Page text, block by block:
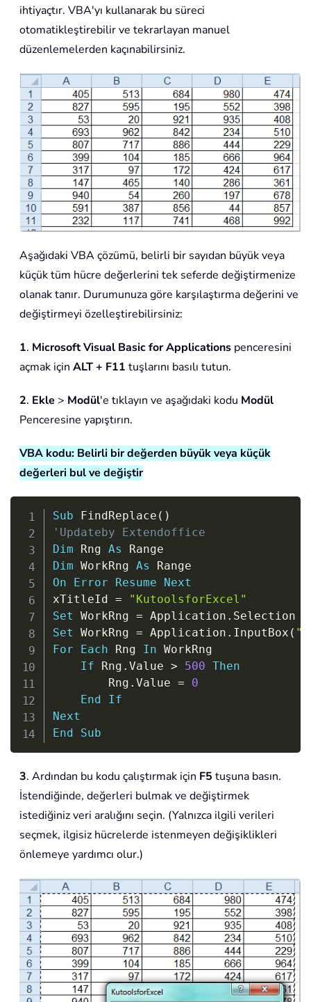
ihtiyaçtır. VBA'yı kullanarak bu süreci
otomatikleştirebilir ve tekrarlayan manuel
düzenlemelerden kaçınabilirsiniz.
Aşağıdaki VBA çözümü, belirli bir sayıdan büyük veya
küçük tüm hücre değerlerini tek seferde değiştirmenize
olanak tanır. Durumunuza göre karşılaştırma değerini ve
değiştirmeyi özelleştirebilirsiniz:
1. Microsoft Visual Basic for Applications penceresini
açmak için ALT + F11 tuşlarını basılı tutun.
2. Ekle > Modül'e tıklayın ve aşağıdaki kodu Modül
Penceresine yapıştırın.
VBA kodu: Belirli bir değerden büyük veya küçük
değerleri bul ve değiştir
Sub FindReplace ( )
'Updateby Extendoffice
Dim Rng As
Dim WorkRng As
On
Error Resume
Next
xTitleId =
"KutoolsforExcel"
Set WorkRng = Application .
Set WorkRng = Application . InputBox (
For
Each Rng In WorkRng
If Rng . Value > 500 Then
        Rng
. Value =
0
End
If
Next
End
Sub
3. Ardından bu kodu çalıştırmak için F5 tuşuna basın.
İstendiğinde, değerleri bulmak ve değiştirmek
istediğiniz veri aralığını seçin. (Yalnızca ilgili verileri
seçmek, ilgisiz hücrelerde istenmeyen değişiklikleri
önlemeye yardımcı olur.)